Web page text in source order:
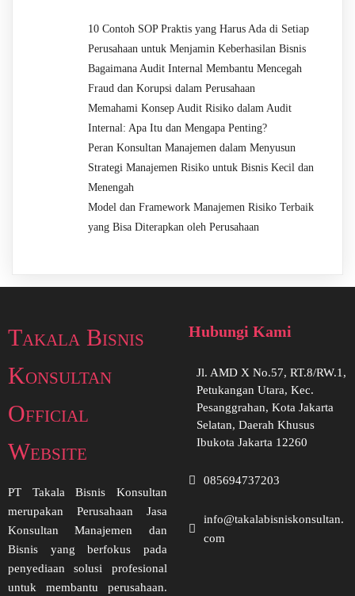
10 Contoh SOP Praktis yang Harus Ada di Setiap
Perusahaan untuk Menjamin Keberhasilan Bisnis
Bagaimana Audit Internal Membantu Mencegah
Fraud dan Korupsi dalam Perusahaan
Memahami Konsep Audit Risiko dalam Audit
Internal: Apa Itu dan Mengapa Penting?
Peran Konsultan Manajemen dalam Menyusun
Strategi Manajemen Risiko untuk Bisnis Kecil dan
Menengah
Model dan Framework Manajemen Risiko Terbaik
yang Bisa Diterapkan oleh Perusahaan
Takala Bisnis
Konsultan
Official
Website
PT Takala Bisnis Konsultan
merupakan Perusahaan Jasa
Konsultan Manajemen dan
Bisnis yang berfokus pada
penyediaan solusi profesional
untuk membantu perusahaan.
Hubungi Kami
Jl. AMD X No.57, RT.8/RW.1,
Petukangan Utara, Kec.
Pesanggrahan, Kota Jakarta
Selatan, Daerah Khusus
Ibukota Jakarta 12260
085694737203
info@takalabisniskonsultan.
com